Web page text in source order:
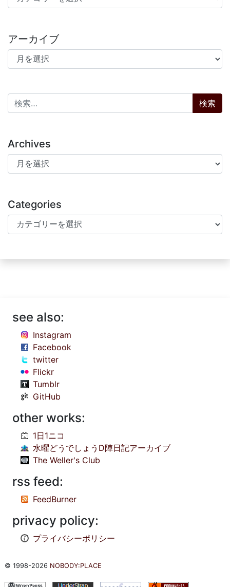
アーカイブ
アーカイブ
検索:
Archives
Archives
Categories
Categories
see also:
Instagram
Facebook
twitter
Flickr
Tumblr
GitHub
other works:
1日1ニコ
水曜どうでしょうD陣日記アーカイブ
The Weller's Club
rss feed:
FeedBurner
privacy policy:
プライバシーポリシー
© 1998-2026 NOBODY:PLACE